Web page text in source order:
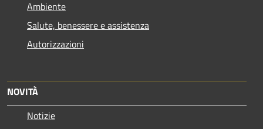
Ambiente
Salute, benessere e assistenza
Autorizzazioni
NOVITÀ
Notizie